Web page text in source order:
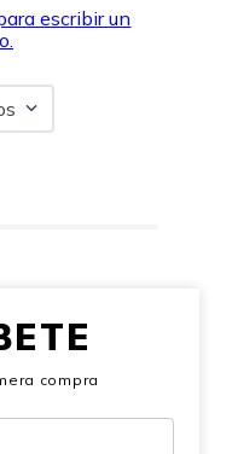
escribir un
compra